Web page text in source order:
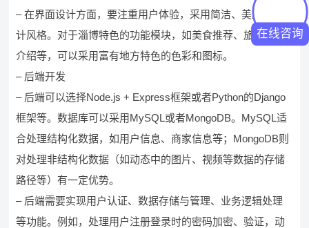
– 在界面设计方面，要注重用户体验，采用简洁、美观的设
计风格。对于淄博特色的功能模块，如美食推荐、旅游景点
介绍等，可以采用富有地方特色的色彩和图标。
– 后端开发
– 后端可以选择Node.js + Express框架或者Python的Django
框架等。数据库可以采用MySQL或者MongoDB。MySQL适
合处理结构化数据，如用户信息、商家信息等；MongoDB则
对处理非结构化数据（如动态中的图片、视频等数据的存储
路径等）有一定优势。
– 后端需要实现用户认证、数据存储与管理、业务逻辑处理
等功能。例如，处理用户注册登录时的密码加密、验证，动
在线咨询